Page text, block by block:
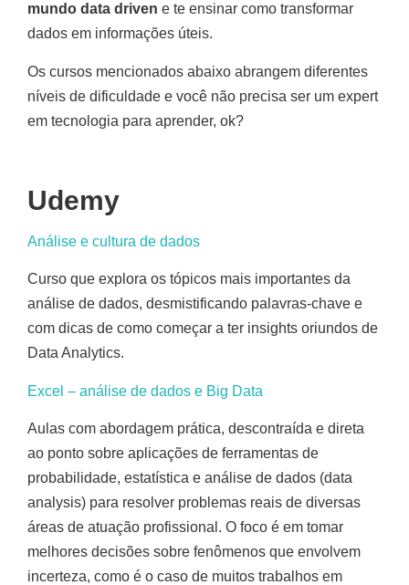
mundo data driven e te ensinar como transformar
dados em informações úteis.
Os cursos mencionados abaixo abrangem diferentes
níveis de dificuldade e você não precisa ser um expert
em tecnologia para aprender, ok?
Udemy
Análise e cultura de dados
Curso que explora os tópicos mais importantes da
análise de dados, desmistificando palavras-chave e
com dicas de como começar a ter insights oriundos de
Data Analytics.
Excel – análise de dados e Big Data
Aulas com abordagem prática, descontraída e direta
ao ponto sobre aplicações de ferramentas de
probabilidade, estatística e análise de dados (data
analysis) para resolver problemas reais de diversas
áreas de atuação profissional. O foco é em tomar
melhores decisões sobre fenômenos que envolvem
incerteza, como é o caso de muitos trabalhos em